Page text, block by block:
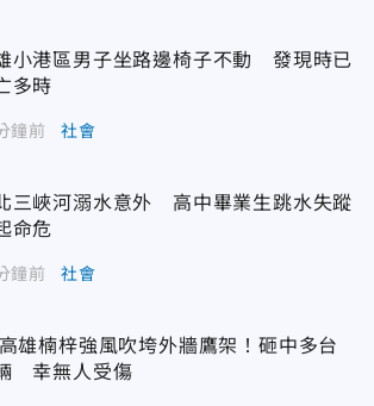
小港區男子坐路邊椅子不動 發現時已
多時
鐘前 社會
三峽河溺水意外 高中畢業生跳水失蹤
命危
鐘前 社會
雄楠梓強風吹垮外牆鷹架！砸中多台
幸無人受傷